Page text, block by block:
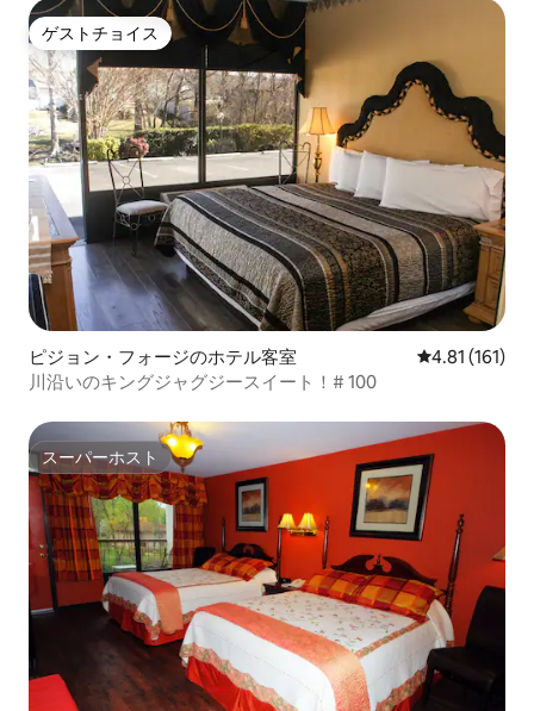
ゲストチョイス
ゲストチョイス
ピジョン・フォージのホテル客室 レビュー161
4.81 (161)
川沿いのキングジャグジースイート！# 100
スーパーホスト
スーパーホスト